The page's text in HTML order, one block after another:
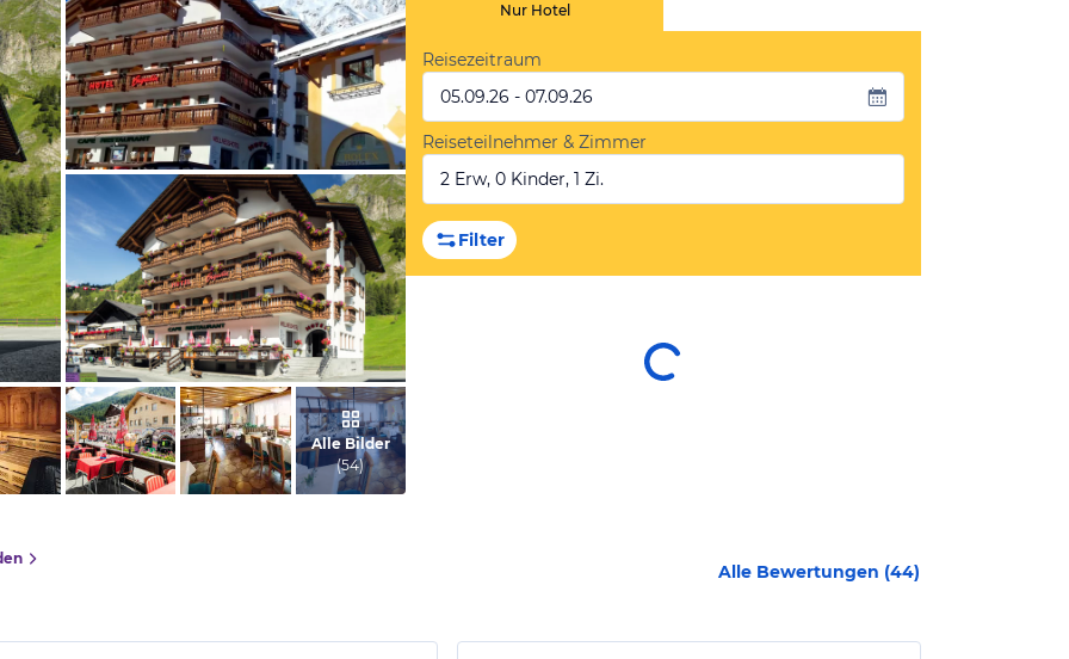
vom Hotelier, Januar 2017
vom Hotelier, Februar 2019
Alle Bilder
(54)
Nur Hotel
Reisezeitraum
05.09.26 - 07.09.26
Reiseteilnehmer & Zimmer
2 Erw, 0 Kinder, 1 Zi.
Filter
Alle Bewertungen (44)